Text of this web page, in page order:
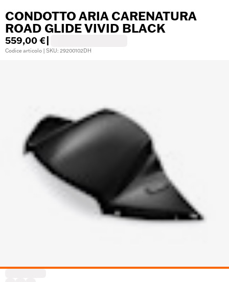
CONDOTTO ARIA CARENATURA
ROAD GLIDE VIVID BLACK
559,00 €
Codice articolo | SKU: 29200102DH